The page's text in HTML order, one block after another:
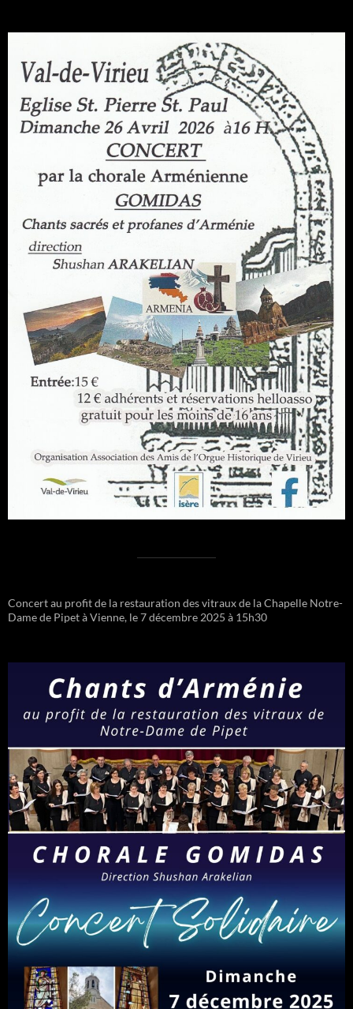
Concert au profit de la restauration des vitraux de la Chapelle Notre-
Dame de Pipet à Vienne, le 7 décembre 2025 à 15h30